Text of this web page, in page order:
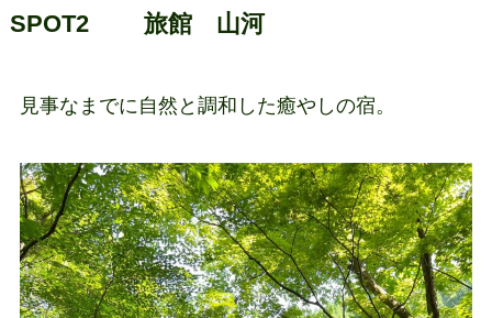
SPOT2 旅館 山河
見事なまでに自然と調和した癒やしの宿。